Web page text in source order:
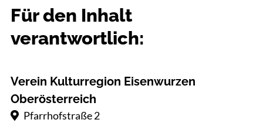
Für den Inhalt
verantwortlich:
Verein Kulturregion Eisenwurzen
Oberösterreich
Pfarrhofstraße 2